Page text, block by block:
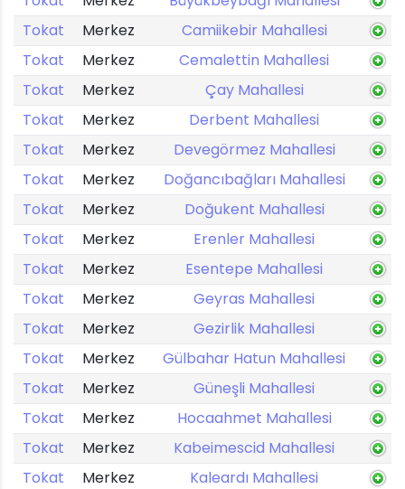
Tokat
Merkez
Camiikebir Mahallesi
Tokat
Merkez
Cemalettin Mahallesi
Tokat
Merkez
Çay Mahallesi
Tokat
Merkez
Derbent Mahallesi
Tokat
Merkez
Devegörmez Mahallesi
Tokat
Merkez
Doğancıbağları Mahallesi
Tokat
Merkez
Doğukent Mahallesi
Tokat
Merkez
Erenler Mahallesi
Tokat
Merkez
Esentepe Mahallesi
Tokat
Merkez
Geyras Mahallesi
Tokat
Merkez
Gezirlik Mahallesi
Tokat
Merkez
Gülbahar Hatun Mahallesi
Tokat
Merkez
Güneşli Mahallesi
Tokat
Merkez
Hocaahmet Mahallesi
Tokat
Merkez
Kabeimescid Mahallesi
Tokat
Merkez
Kaleardı Mahallesi